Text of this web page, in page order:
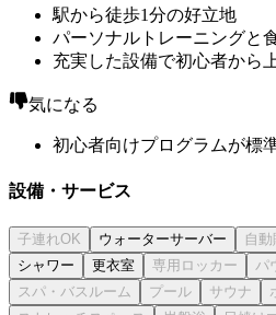
駅から徒歩1分の好立地
パーソナルトレーニングと
充実した設備で初心者から
気になる
初心者向けプログラムが標
設備・サービス
ウォーターサーバー
シャワー
更衣室